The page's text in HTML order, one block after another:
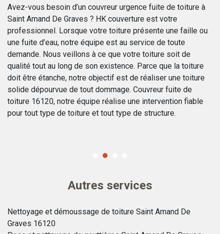
Avez-vous besoin d’un couvreur urgence fuite de toiture à
Saint Amand De Graves ? HK couverture est votre
professionnel. Lorsque votre toiture présente une faille ou
une fuite d’eau, notre équipe est au service de toute
demande. Nous veillons à ce que votre toiture soit de
qualité tout au long de son existence. Parce que la toiture
doit être étanche, notre objectif est de réaliser une toiture
solide dépourvue de tout dommage. Couvreur fuite de
toiture 16120, notre équipe réalise une intervention fiable
pour tout type de toiture et tout type de structure.
Autres services
Nettoyage et démoussage de toiture Saint Amand De
Graves 16120